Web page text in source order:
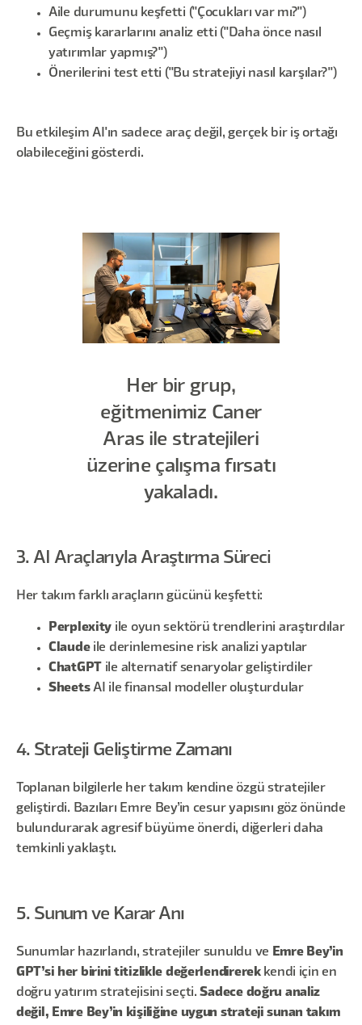
Aile durumunu keşfetti ("Çocukları var mı?")
Geçmiş kararlarını analiz etti ("Daha önce nasıl
yatırımlar yapmış?")
Önerilerini test etti ("Bu stratejiyi nasıl karşılar?")
Bu etkileşim AI'ın sadece araç değil, gerçek bir iş ortağı
olabileceğini gösterdi.
Her bir grup,
eğitmenimiz Caner
Aras ile stratejileri
üzerine çalışma fırsatı
yakaladı.
3. AI Araçlarıyla Araştırma Süreci
Her takım farklı araçların gücünü keşfetti:
Perplexity ile oyun sektörü trendlerini araştırdılar
Claudeile derinlemesine risk analizi yaptılar
ChatGPT
ile alternatif senaryolar geliştirdiler
SheetsAI ile finansal modeller oluşturdular
4. Strateji Geliştirme Zamanı
Toplanan bilgilerle her takım kendine özgü stratejiler
geliştirdi. Bazıları Emre Bey’in cesur yapısını göz önünde
bulundurarak agresif büyüme önerdi, diğerleri daha
temkinli yaklaştı.
5. Sunum ve Karar Anı
Sunumlar hazırlandı, stratejiler sunuldu ve
Emre Bey’in
GPT’si her birini titizlikle değerlendirerekkendi için en
doğru yatırım stratejisini seçti.Sadece doğru analiz
değil, Emre Bey’in kişiliğine uygun strateji sunan takım